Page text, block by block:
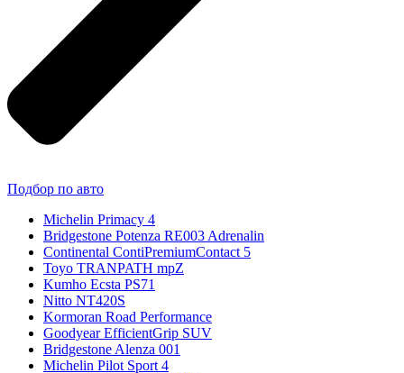
Подбор по авто
Michelin Primacy 4
Bridgestone Potenza RE003 Adrenalin
Continental ContiPremiumContact 5
Toyo TRANPATH mpZ
Kumho Ecsta PS71
Nitto NT420S
Kormoran Road Performance
Goodyear EfficientGrip SUV
Bridgestone Alenza 001
Michelin Pilot Sport 4